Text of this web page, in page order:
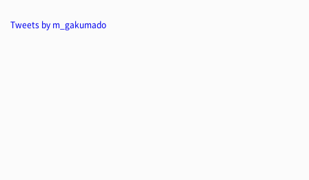
Tweets by m_gakumado